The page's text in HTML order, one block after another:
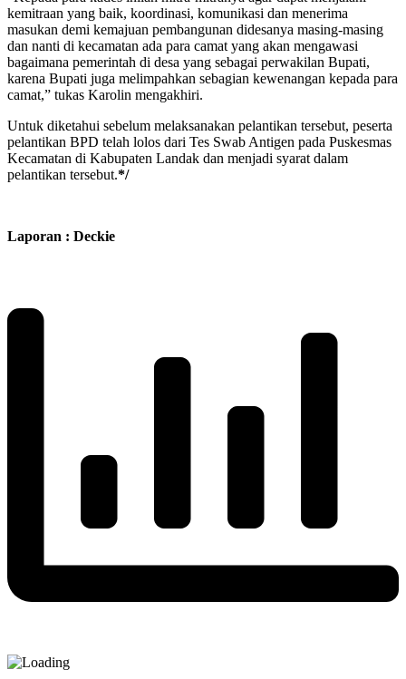
kemitraan yang baik, koordinasi, komunikasi dan menerima
masukan demi kemajuan pembangunan didesanya masing-masing
dan nanti di kecamatan ada para camat yang akan mengawasi
bagaimana pemerintah di desa yang sebagai perwakilan Bupati,
karena Bupati juga melimpahkan sebagian kewenangan kepada para
camat,” tukas Karolin mengakhiri.
Untuk diketahui sebelum melaksanakan pelantikan tersebut, peserta
pelantikan BPD telah lolos dari Tes Swab Antigen pada Puskesmas
Kecamatan di Kabupaten Landak dan menjadi syarat dalam
pelantikan tersebut.*/
Laporan : Deckie